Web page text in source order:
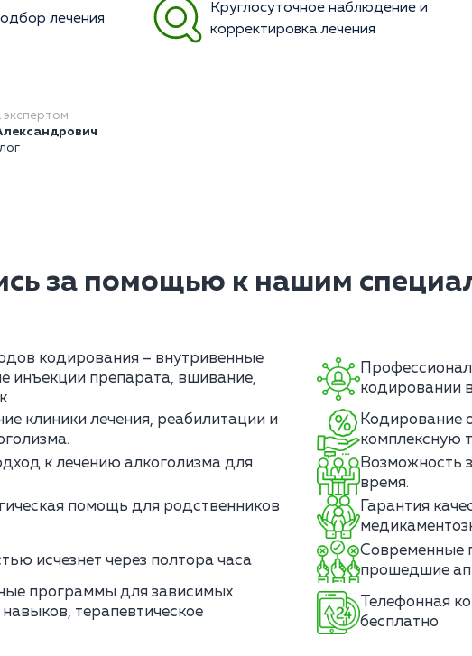
лечения
Круглосуточное наблюдение и
корректировка лечения
за помощью к нашим
кодирования – внутривенные
инъекции препарата, вшивание,
кодировании
клиники лечения, реабилитации и
Кодирование
комплексную
к лечению алкоголизма для
Возможность
время.
помощь для родственников
Гарантия
исчезнет через полтора часа
Современные
прошедшие
программы для зависимых
терапевтическое
Телефонная
бесплатно